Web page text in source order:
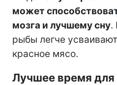
может
мозга и лучшему сну.
рыбы легче
красное мясо.
Лучшее время для